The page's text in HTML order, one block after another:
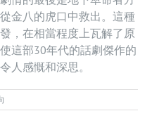
金八的虎口中救出。這種
，在相當程度上瓦解了原
這部30年代的話劇傑作的
人感慨和深思。